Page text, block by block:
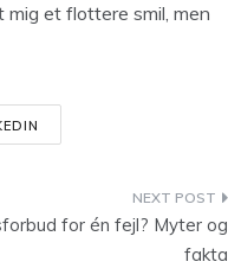
et flottere smil, men
for én fejl? Myter og
fakta